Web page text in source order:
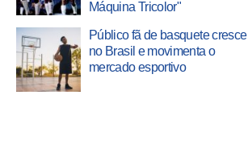
Máquina Tricolor"
Público fã de basquete cresce
no Brasil e movimenta o
mercado esportivo